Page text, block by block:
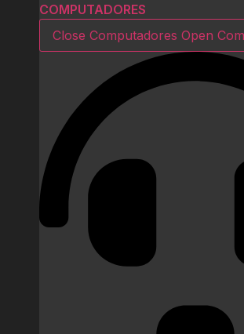
COMPUTADORES
Close Computadores Open